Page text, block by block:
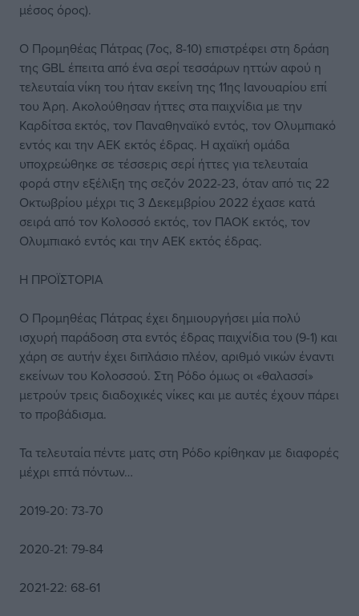
μέσος όρος).
Ο Προμηθέας Πάτρας (7ος, 8-10) επιστρέφει στη δράση
της GBL έπειτα από ένα σερί τεσσάρων ηττών αφού η
τελευταία νίκη του ήταν εκείνη της 11ης Ιανουαρίου επί
του Άρη. Ακολούθησαν ήττες στα παιχνίδια με την
Καρδίτσα εκτός, τον Παναθηναϊκό εντός, τον Ολυμπιακό
εντός και την ΑΕΚ εκτός έδρας. Η αχαϊκή ομάδα
υποχρεώθηκε σε τέσσερις σερί ήττες για τελευταία
φορά στην εξέλιξη της σεζόν 2022-23, όταν από τις 22
Οκτωβρίου μέχρι τις 3 Δεκεμβρίου 2022 έχασε κατά
σειρά από τον Κολοσσό εκτός, τον ΠΑΟΚ εκτός, τον
Ολυμπιακό εντός και την ΑΕΚ εκτός έδρας.
Η ΠΡΟΪΣΤΟΡΙΑ
Ο Προμηθέας Πάτρας έχει δημιουργήσει μία πολύ
ισχυρή παράδοση στα εντός έδρας παιχνίδια του (9-1) και
χάρη σε αυτήν έχει διπλάσιο πλέον, αριθμό νικών έναντι
εκείνων του Κολοσσού. Στη Ρόδο όμως οι «θαλασσί»
μετρούν τρεις διαδοχικές νίκες και με αυτές έχουν πάρει
το προβάδισμα.
Τα τελευταία πέντε ματς στη Ρόδο κρίθηκαν με διαφορές
μέχρι επτά πόντων…
2019-20: 73-70
2020-21: 79-84
2021-22: 68-61